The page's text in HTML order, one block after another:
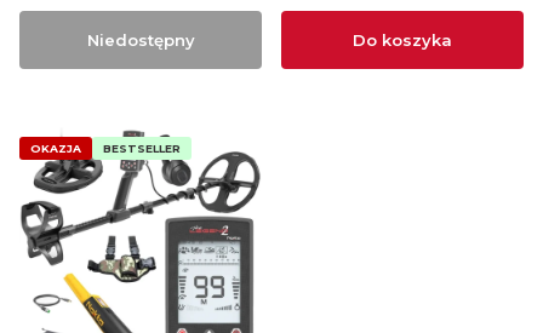
Niedostępny Do koszyka
OKAZJA BESTSELLER